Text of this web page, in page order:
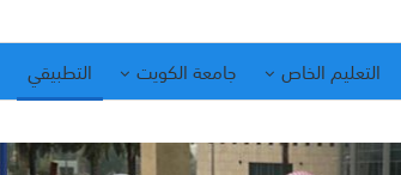
التعليم الخاص جامعة الكويت التطبيقي